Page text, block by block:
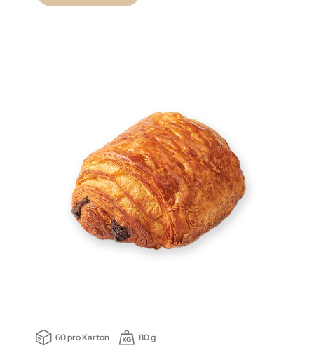
60 pro Karton 80 g